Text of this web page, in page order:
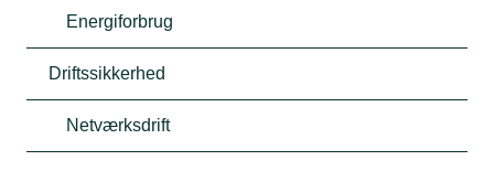
Energiforbrug
Driftssikkerhed
Netværksdrift